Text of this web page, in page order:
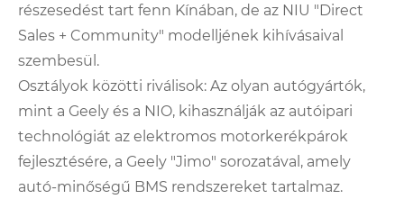
részesedést tart fenn Kínában, de az NIU "Direct
Sales + Community" modelljének kihívásaival
szembesül.
Osztályok közötti riválisok: Az olyan autógyártók,
mint a Geely és a NIO, kihasználják az autóipari
technológiát az elektromos motorkerékpárok
fejlesztésére, a Geely "Jimo" sorozatával, amely
autó-minőségű BMS rendszereket tartalmaz.